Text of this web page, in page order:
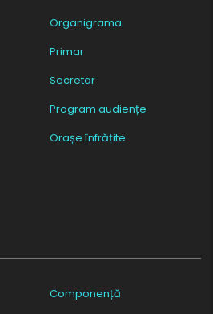
Organigrama
Primar
Secretar
Program audiențe
Orașe înfrățite
Componență